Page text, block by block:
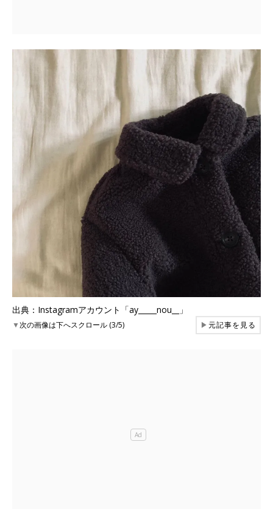
出典：Instagramアカウント「ay_____nou__」
▼次の画像は下へスクロール (3/5) ▶元記事を見る